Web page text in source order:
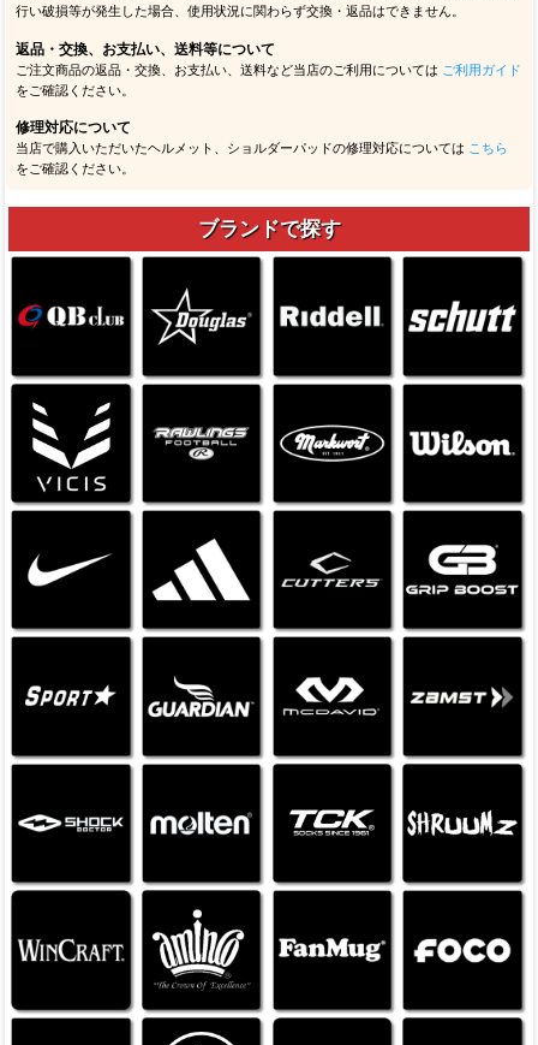
行い破損等が発生した場合、使用状況に関わらず交換・返品はできません。
返品・交換、お支払い、送料等について
ご注文商品の返品・交換、お支払い、送料など当店のご利用については ご利用ガイド
をご確認ください。
修理対応について
当店で購入いただいたヘルメット、ショルダーパッドの修理対応については こちら
をご確認ください。
ブランドで探す